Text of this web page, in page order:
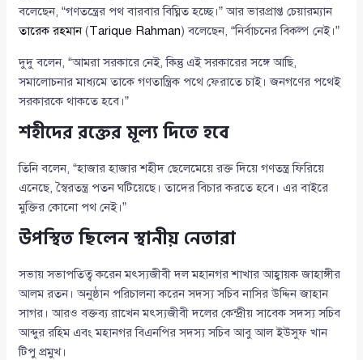
বলেছেন, “গণতন্ত্রের পথ বারবার বিঘ্নিত হচ্ছে।” আর ভারপ্রাপ্ত চেয়ারম্যান
তারেক রহমান(Tarique Rahman) বলেছেন, “নির্বাচনের বিকল্প নেই।”
দুদু বলেন, “আমরা সরকারে নেই, কিন্তু এই সরকারের সঙ্গে আছি,
সমালোচনার মাধ্যমে তাকে গণতান্ত্রিক পথে ফেরাতে চাই। জনগণের পথেই
সরকারকে থাকতে হবে।”
শহীদের রক্তের মূল্য দিতে হবে
তিনি বলেন, “হাজার হাজার শহীদ ছেলেমেয়ে রক্ত দিয়ে গণতন্ত্র ফিরিয়ে
এনেছে, স্বৈরতন্ত্র পতন ঘটিয়েছে। তাদের বিচার করতে হবে। এর বাইরে
মুক্তির কোনো পথ নেই।”
উপস্থিত ছিলেন স্থানীয় নেতারা
সভায় সভাপতিত্ব করেন মৎস্যজীবী দল মহানগর শাখার আহ্বায়ক জাহাঙ্গীর
আলম রতন। অনুষ্ঠান পরিচালনা করেন সদস্য সচিব নাসির উদ্দিন জাহান
সাগর। আরও বক্তব্য রাখেন মৎস্যজীবী দলের কেন্দ্রীয় সাবেক সদস্য সচিব
আব্দুর রহিম এবং মহানগর বিএনপির সদস্য সচিব আবু আল ইউসুফ খান
টিপু প্রমুখ।